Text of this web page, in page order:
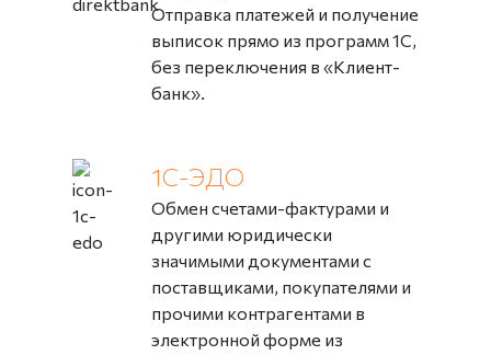
Отправка платежей и получение
выписок прямо из программ 1С,
без переключения в «Клиент-
банк».
1С-ЭДО
Обмен счетами-фактурами и
другими юридически
значимыми документами с
поставщиками, покупателями и
прочими контрагентами в
электронной форме из